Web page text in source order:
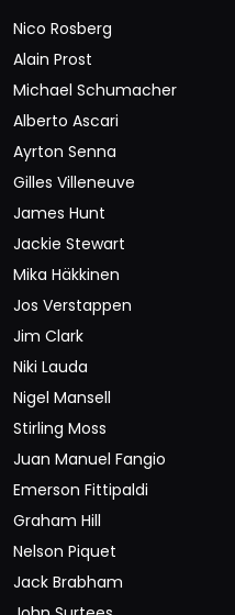
Nico Rosberg
Alain Prost
Michael Schumacher
Alberto Ascari
Ayrton Senna
Gilles Villeneuve
James Hunt
Jackie Stewart
Mika Häkkinen
Jos Verstappen
Jim Clark
Niki Lauda
Nigel Mansell
Stirling Moss
Juan Manuel Fangio
Emerson Fittipaldi
Graham Hill
Nelson Piquet
Jack Brabham